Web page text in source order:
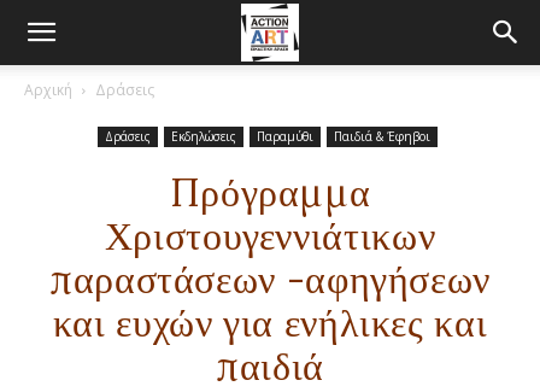
Αρχική Δράσεις
Δράσεις Εκδηλώσεις Παραμύθι Παιδιά & Έφηβοι
Πρόγραμμα
Χριστουγεννιάτικων
παραστάσεων -αφηγήσεων
και ευχών για ενήλικες και
παιδιά